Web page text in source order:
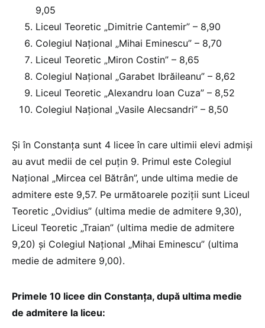
9,05
Liceul Teoretic „Dimitrie Cantemir” – 8,90
Colegiul Național „Mihai Eminescu” – 8,70
Liceul Teoretic „Miron Costin” – 8,65
Colegiul Național „Garabet Ibrăileanu” – 8,62
Liceul Teoretic „Alexandru Ioan Cuza” – 8,52
Colegiul Național „Vasile Alecsandri” – 8,50
Și în Constanța sunt 4 licee în care ultimii elevi admiși
au avut medii de cel puțin 9. Primul este Colegiul
Național „Mircea cel Bătrân”, unde ultima medie de
admitere este 9,57. Pe următoarele poziții sunt Liceul
Teoretic „Ovidius” (ultima medie de admitere 9,30),
Liceul Teoretic „Traian” (ultima medie de admitere
9,20) și Colegiul Național „Mihai Eminescu” (ultima
medie de admitere 9,00).
Primele 10 licee din Constanța, după ultima medie
de admitere la liceu: